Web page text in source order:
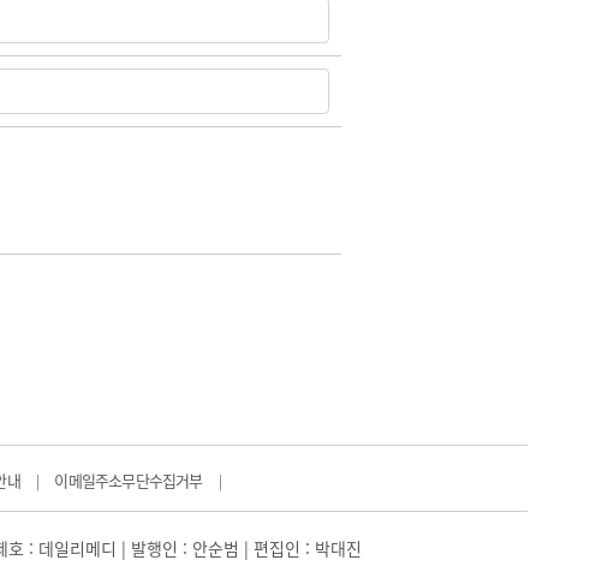
내 | 이메일주소무단수집거부 |
: 데일리메디 | 발행인 : 안순범 | 편집인 : 박대진